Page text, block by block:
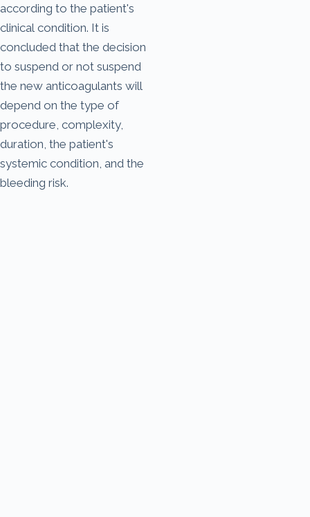
according to the patient's
clinical condition. It is
concluded that the decision
to suspend or not suspend
the new anticoagulants will
depend on the type of
procedure, complexity,
duration, the patient's
systemic condition, and the
bleeding risk.